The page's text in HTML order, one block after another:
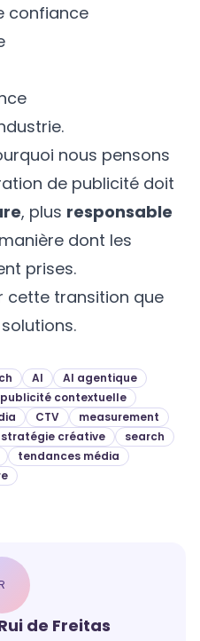
confiance
nous pensons
de publicité doit
, plus responsable
dont les
prises.
cette transition que
AI
AI agentique
publicité contextuelle
CTV
measurement
stratégie créative
search
tendances média
de Freitas